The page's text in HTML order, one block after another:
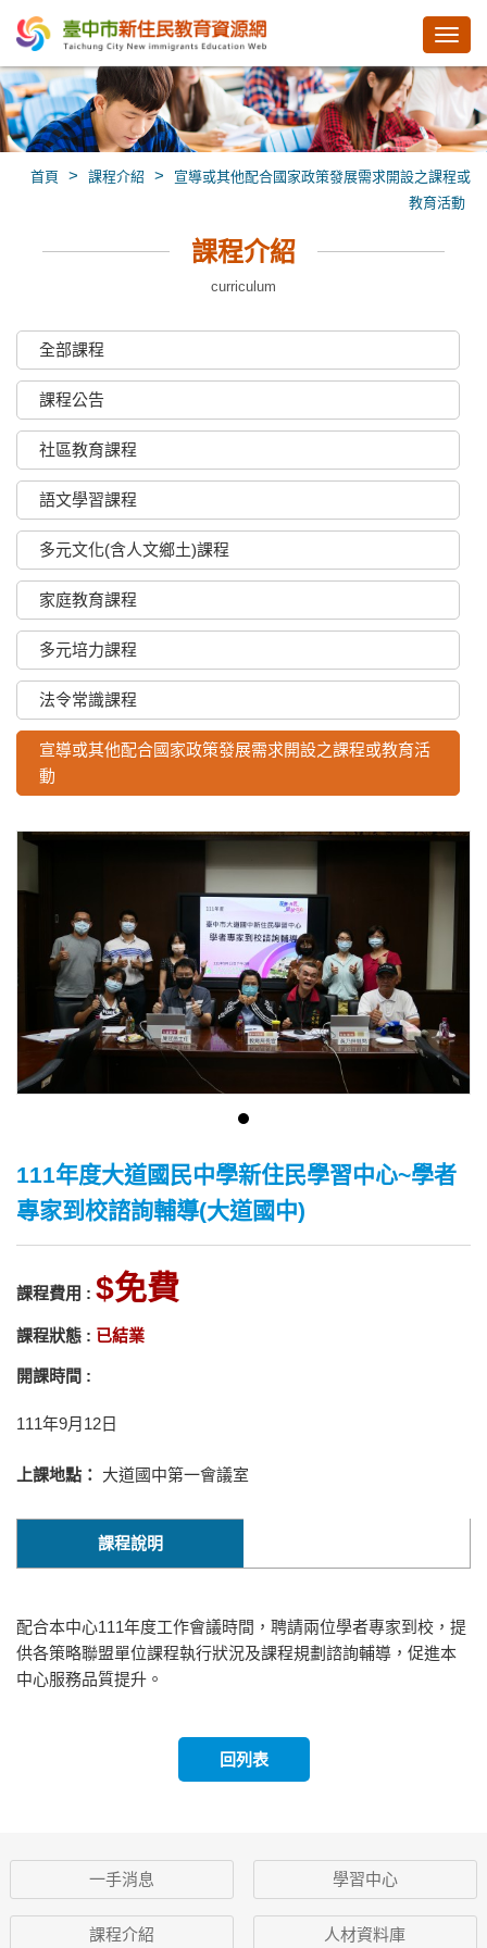
首頁 > 課程介紹 >
宣導或其他配合國家政策發展需求開設之課程或
教育活動
課程介紹
curriculum
全部課程
課程公告
社區教育課程
語文學習課程
多元文化(含人文鄉土)課程
家庭教育課程
多元培力課程
法令常識課程
宣導或其他配合國家政策發展需求開設之課程或教育活
動
111年度大道國民中學新住民學習中心~學者
專家到校諮詢輔導(大道國中)
課程費用 : 免費
課程狀態 : 已結業
開課時間 :
111年9月12日
上課地點： 大道國中第一會議室
課程說明
配合本中心111年度工作會議時間，聘請兩位學者專家到校，提
供各策略聯盟單位課程執行狀況及課程規劃諮詢輔導，促進本
中心服務品質提升。
回列表
一手消息 學習中心
課程介紹 人材資料庫